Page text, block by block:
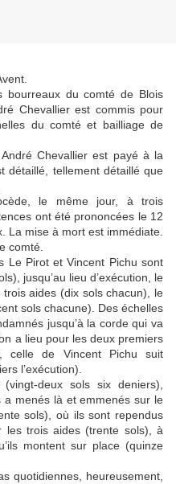
du comté de Blois
Chevallier est commis pour
du comté et bailliage de
Chevallier est payé à la
détaillé, tellement détaillé que
le même jour, à trois
ont été prononcées le 12
La mise à mort est immédiate.
comté.
Le Pirot et Vincent Pichu sont
jusqu’au lieu d’exécution, le
aides (dix sols chacun), le
sols chacune). Des échelles
jusqu’à la corde qui va
a lieu pour les deux premiers
celle de Vincent Pichu suit
l’exécution).
deux sols six deniers),
menés là et emmenés sur le
sols), où ils sont rependus
les trois aides (trente sols), à
montent sur place (quinze
quotidiennes, heureusement,